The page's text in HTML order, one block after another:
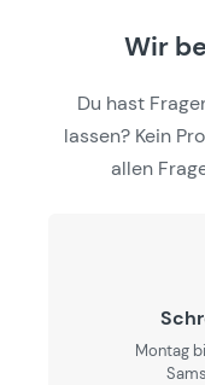
Wir
Du hast
lassen? Kein
allen
Montag